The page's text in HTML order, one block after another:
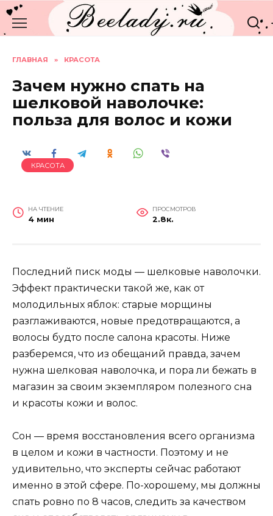
Перейти
содержанию
ГЛАВНАЯ » КРАСОТА
Зачем нужно спать на
шелковой наволочке:
польза для волос и кожи
КРАСОТА
НА ЧТЕНИЕ
4 мин
ПРОСМОТРОВ
2.8к.
Последний писк моды — шелковые наволочки.
Эффект практически такой же, как от
молодильных яблок: старые морщины
разглаживаются, новые предотвращаются, а
волосы будто после салона красоты. Ниже
разберемся, что из обещаний правда, зачем
нужна шелковая наволочка, и пора ли бежать в
магазин за своим экземпляром полезного сна
и красоты кожи и волос.
Сон — время восстановления всего организма
в целом и кожи в частности. Поэтому и не
удивительно, что эксперты сейчас работают
именно в этой сфере. По-хорошему, мы должны
спать ровно по 8 часов, следить за качеством